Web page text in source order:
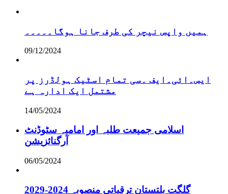
ہمیں واپس نیچر کی طرف جانا ہوگا۔۔۔۔۔
09/12/2024
ایس۔ائی۔ایف ۔سی تمام اسٹیک ہولڈرز پر
مشتمل ایک ادارہ ہے
14/05/2024
اسلامی جمیعت طلبہ اور امامیہ سٹوڈنٹ
آرگنائزیشن
06/05/2024
گلگت بلتستان ترقیاتی منصوبہ 2024-2029